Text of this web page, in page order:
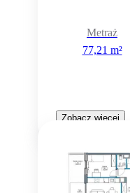
Metraż
77,21 m²
Zobacz więcej